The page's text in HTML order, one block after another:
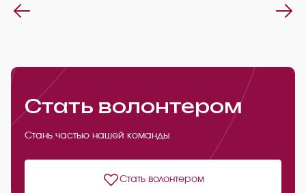
Стать волонтером
Стань частью нашей команды
Стать волонтером